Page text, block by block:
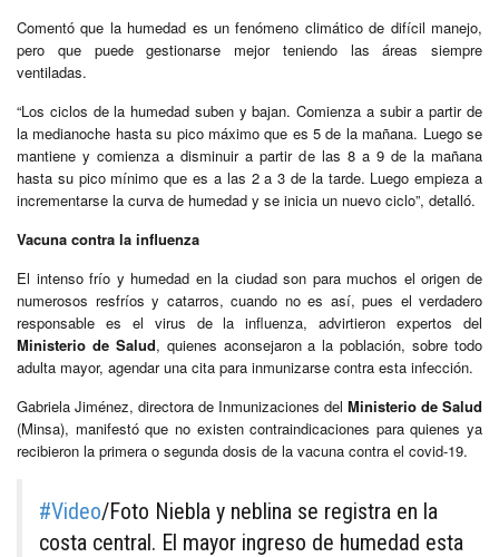
Comentó que la humedad es un fenómeno climático de difícil manejo,
pero que puede gestionarse mejor teniendo las áreas siempre
ventiladas.
“Los ciclos de la humedad suben y bajan. Comienza a subir a partir de
la medianoche hasta su pico máximo que es 5 de la mañana. Luego se
mantiene y comienza a disminuir a partir de las 8 a 9 de la mañana
hasta su pico mínimo que es a las 2 a 3 de la tarde. Luego empieza a
incrementarse la curva de humedad y se inicia un nuevo ciclo”, detalló.
Vacuna contra la influenza
El intenso frío y humedad en la ciudad son para muchos el origen de
numerosos resfríos y catarros, cuando no es así, pues el verdadero
responsable es el virus de la influenza, advirtieron expertos del
Ministerio de Salud, quienes aconsejaron a la población, sobre todo
adulta mayor, agendar una cita para inmunizarse contra esta infección.
Gabriela Jiménez, directora de Inmunizaciones del Ministerio de Salud
(Minsa), manifestó que no existen contraindicaciones para quienes ya
recibieron la primera o segunda dosis de la vacuna contra el covid-19.
#Video/Foto Niebla y neblina se registra en la
costa central. El mayor ingreso de humedad esta